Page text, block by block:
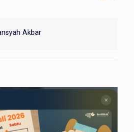
Akbar